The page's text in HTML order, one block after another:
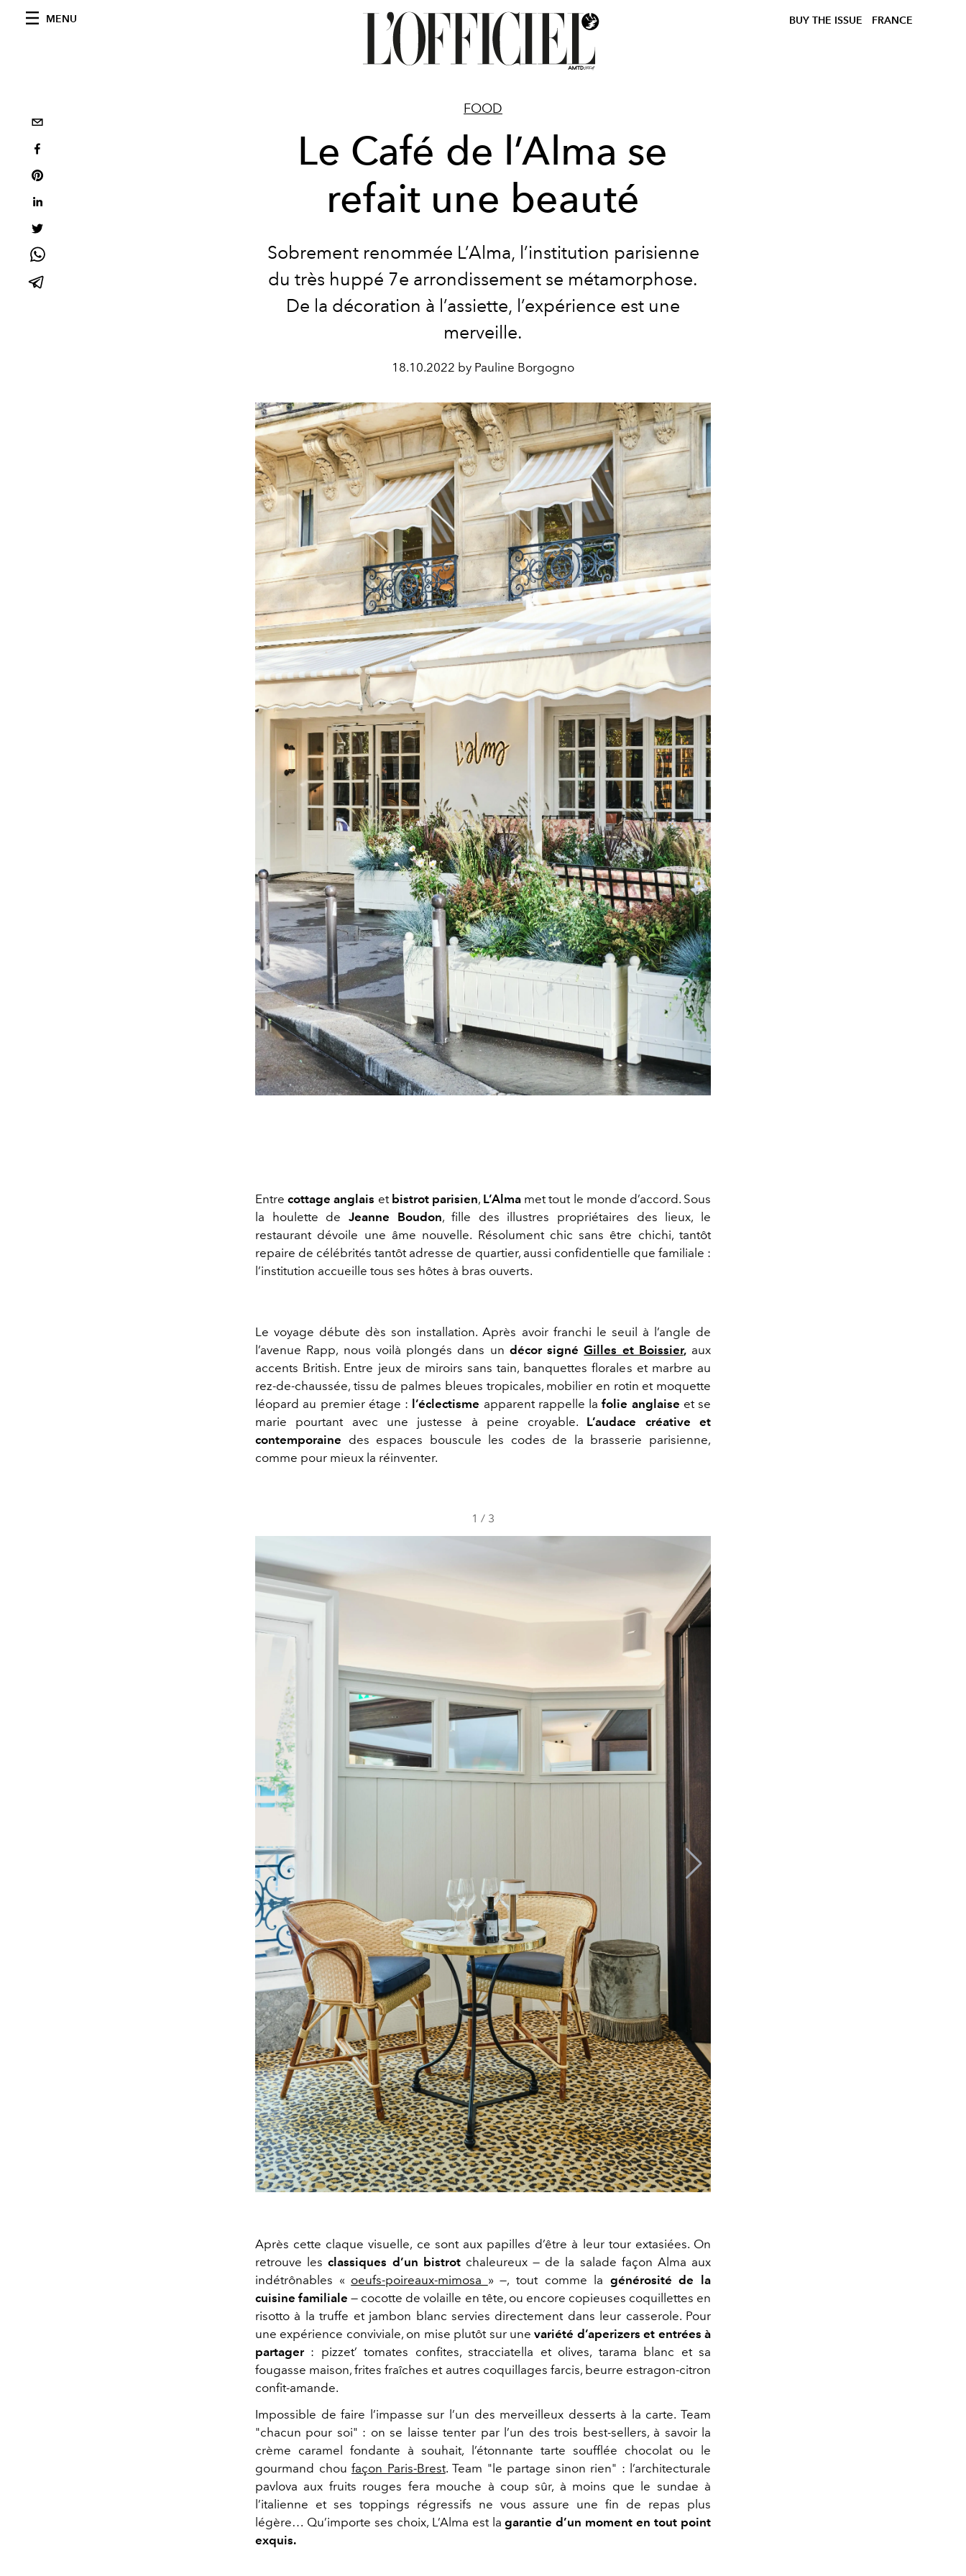
MENU BUY THE ISSUE FRANCE
FOOD
Le Café de l’Alma se
refait une beauté
Sobrement renommée L’Alma, l’institution parisienne
du très huppé 7e arrondissement se métamorphose.
De la décoration à l’assiette, l’expérience est une
merveille.
18.10.2022 by Pauline Borgogno
Entrecottage anglais et bistrot parisien, L’Alma met tout le monde d’accord. Sous
la houlette de Jeanne Boudon, fille des illustres propriétaires des lieux, le
restaurant dévoile une âme nouvelle. Résolument chic sans être chichi, tantôt
repaire de célébrités tantôt adresse de quartier, aussi confidentielle que familiale :
l’institution accueille tous ses hôtes à bras ouverts.
Le voyage débute dès son installation. Après avoir franchi le seuil à l’angle de
l’avenue Rapp, nous voilà plongés dans un décor signéGilles et Boissier,aux
accents British. Entre jeux de miroirs sans tain, banquettes florales et marbre au
rez-de-chaussée, tissu de palmes bleues tropicales, mobilier en rotin et moquette
léopard au premier étage : l’éclectisme apparent rappelle lafolie anglaise et se
marie pourtant avec une justesse à peine croyable. L’audace créative et
contemporaine des espaces bouscule les codes de la brasserie parisienne,
comme pour mieux la réinventer.
1 / 3
Après cette claque visuelle, ce sont aux papilles d’être à leur tour extasiées. On
retrouve lesclassiques d’un bistrot chaleureux — de la salade façon Alma aux
indétrônables « oeufs-poireaux-mimosa » —, tout comme la générosité de la
cuisine familiale— cocotte de volaille en tête, ou encore copieuses coquillettes en
risotto à la truffe et jambon blanc servies directement dans leur casserole. Pour
une expérience conviviale, on mise plutôt sur unevariété d’aperizers et entrées à
partager: pizzet’ tomates confites, stracciatella et olives, tarama blanc et sa
fougasse maison, frites fraîches et autres coquillages farcis, beurre estragon-citron
confit-amande.
Impossible de faire l’impasse sur l’un des merveilleux desserts à la carte. Team
"chacun pour soi" : on se laisse tenter par l’un des trois best-sellers, à savoir la
crème caramel fondante à souhait, l’étonnante tarte soufflée chocolat ou le
gourmand chou façon Paris-Brest. Team "le partage sinon rien" : l’architecturale
pavlova aux fruits rouges fera mouche à coup sûr, à moins que le sundae à
l’italienne et ses toppings régressifs ne vous assure une fin de repas plus
légère… Qu’importe ses choix, L’Alma est lagarantie d’un moment en tout point
exquis.